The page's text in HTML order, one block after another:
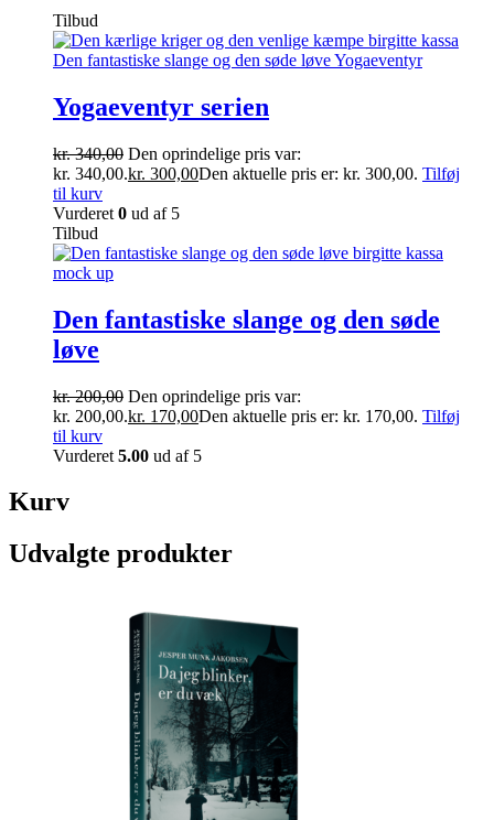
Tilbud
Yogaeventyr serien
kr.340,00 Den oprindelige pris var:
kr. 340,00.kr. 300,00Den aktuelle pris er: kr. 300,00. Tilføj
til kurv
Vurderet 0 ud af 5
Tilbud
Den fantastiske slange og den søde
løve
kr.200,00 Den oprindelige pris var:
kr. 200,00.kr. 170,00Den aktuelle pris er: kr. 170,00. Tilføj
til kurv
Vurderet 5.00 ud af 5
Kurv
Udvalgte produkter